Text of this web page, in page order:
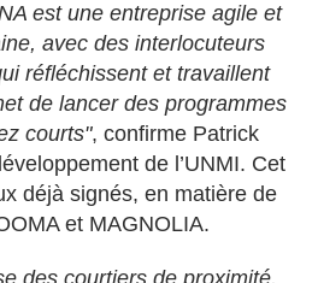
est une entreprise agile et
avec des interlocuteurs
réfléchissent et travaillent
de lancer des programmes
courts", confirme Patrick
de l’UNMI. Cet
déjà signés, en matière de
et MAGNOLIA.